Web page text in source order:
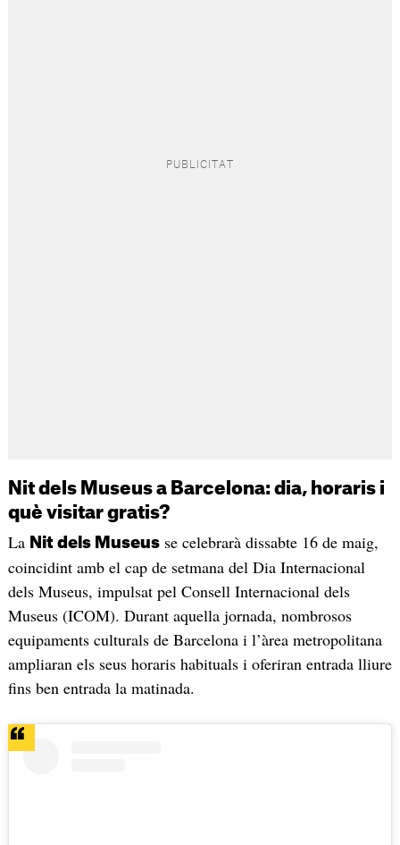
Nit dels Museus a Barcelona: dia, horaris i
què visitar gratis?
La Nit dels Museusse celebrarà dissabte 16 de maig,
coincidint amb el cap de setmana del Dia Internacional
dels Museus, impulsat pel Consell Internacional dels
Museus (ICOM). Durant aquella jornada, nombrosos
equipaments culturals de Barcelona i l’àrea metropolitana
ampliaran els seus horaris habituals i oferiran entrada lliure
fins ben entrada la matinada.